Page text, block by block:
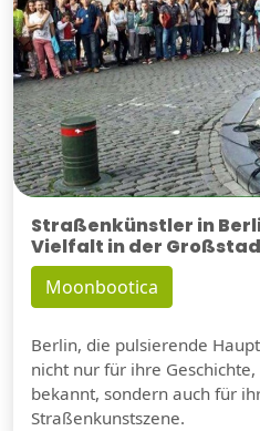
Straßenkünstler in
Vielfalt in der
Moonbootica
Berlin, die pulsierende
nicht nur für ihre
bekannt, sondern auch für
Straßenkunstszene.